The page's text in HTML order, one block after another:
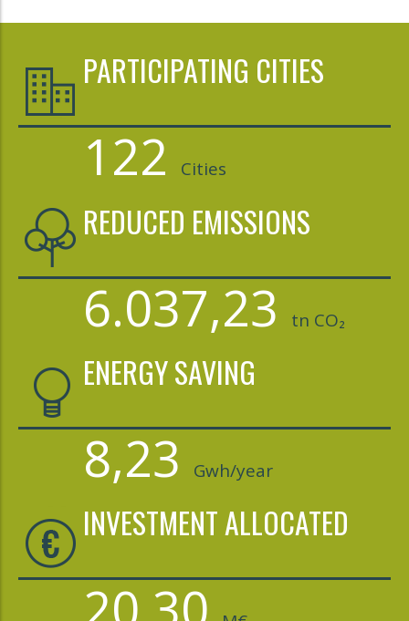
PARTICIPATING CITIES
122 Cities
REDUCED EMISSIONS
6.037,23 tn CO₂
ENERGY SAVING
8,23 Gwh/year
INVESTMENT ALLOCATED